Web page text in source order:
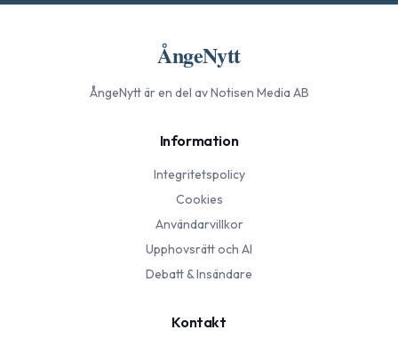
ÅngeNytt
ÅngeNyttär en del av Notisen Media AB
Information
Integritetspolicy
Cookies
Användarvillkor
Upphovsrätt och AI
Debatt & Insändare
Kontakt